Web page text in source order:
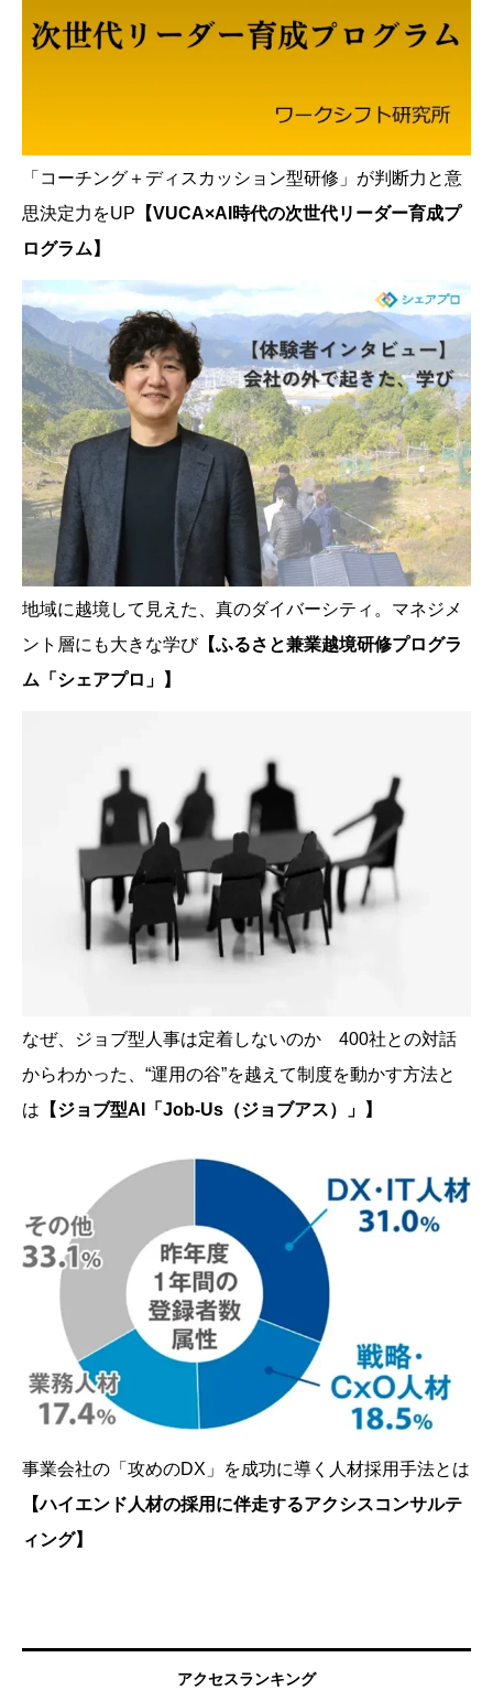
「コーチング＋ディスカッション型研修」が判断力と意
思決定力をUP 【VUCA×AI時代の次世代リーダー育成プ
ログラム】
地域に越境して見えた、真のダイバーシティ。マネジメ
ント層にも大きな学び【ふるさと兼業越境研修プログラ
ム「シェアプロ」】
なぜ、ジョブ型人事は定着しないのか 400社との対話
からわかった、“運用の谷”を越えて制度を動かす方法と
は 【ジョブ型AI「Job-Us（ジョブアス）」】
事業会社の「攻めのDX」を成功に導く人材採用手法とは
【ハイエンド人材の採用に伴走するアクシスコンサルテ
ィング】
アクセスランキング